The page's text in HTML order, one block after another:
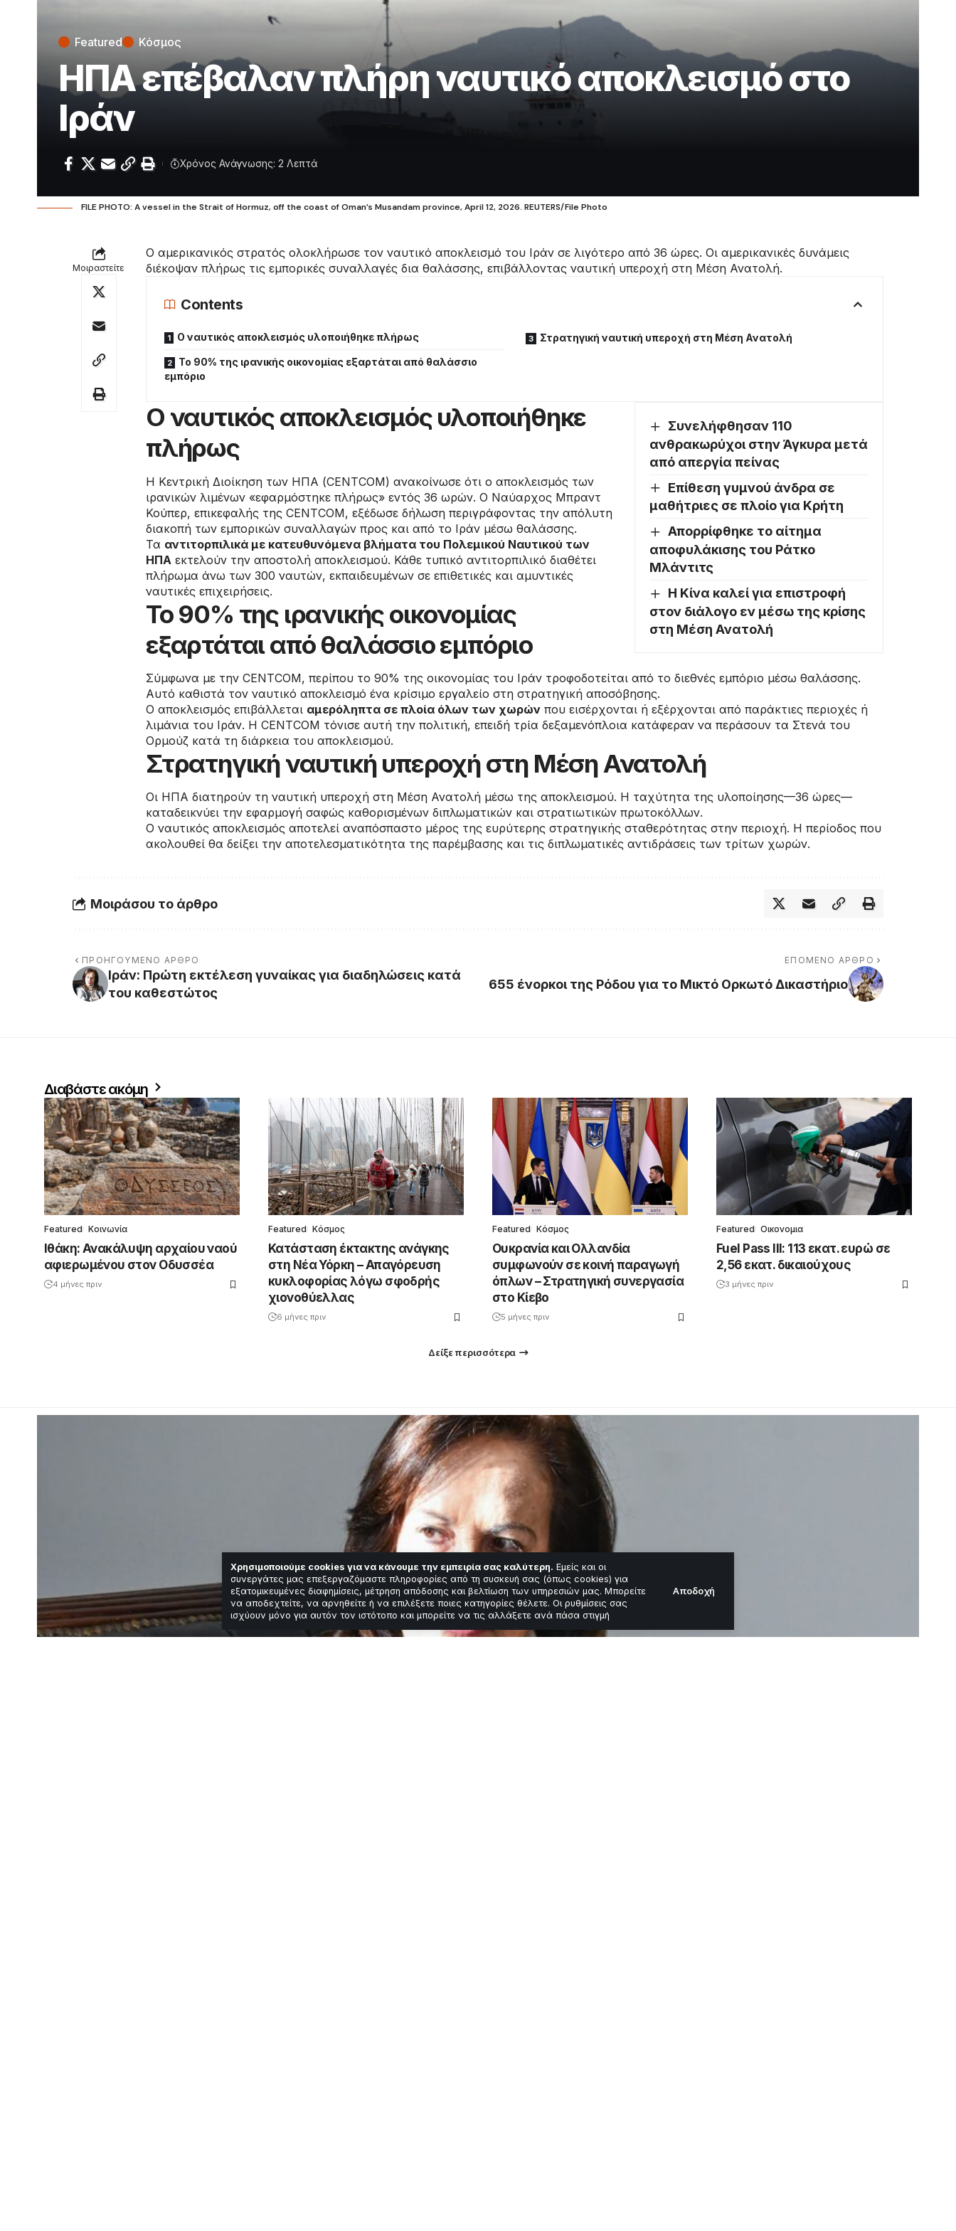
Χρησιμοποιούμε cookies για να κάνουμε την εμπειρία σας καλύτερη. Εμείς και οι
συνεργάτες μας επεξεργαζόμαστε πληροφορίες από τη συσκευή σας (όπως cookies) για
εξατομικευμένες διαφημίσεις, μέτρηση απόδοσης και βελτίωση των υπηρεσιών μας. Μπορείτε
να αποδεχτείτε, να αρνηθείτε ή να επιλέξετε ποιες κατηγορίες θέλετε. Οι ρυθμίσεις σας
ισχύουν μόνο για αυτόν τον ιστότοπο και μπορείτε να τις αλλάξετε ανά πάσα στιγμή
Αποδοχή
Featured Κόσμος
ΗΠΑ επέβαλαν πλήρη ναυτικό αποκλεισμό στο
Ιράν
Χρόνος Ανάγνωσης: 2 Λεπτά
FILE PHOTO: A vessel in the Strait of Hormuz, off the coast of Oman’s Musandam province, April 12, 2026. REUTERS/File Photo
Μοιραστείτε
Ο αμερικανικός στρατός ολοκλήρωσε τον ναυτικό αποκλεισμό του Ιράν σε λιγότερο από 36 ώρες. Οι αμερικανικές δυνάμεις
διέκοψαν πλήρως τις εμπορικές συναλλαγές δια θαλάσσης, επιβάλλοντας ναυτική υπεροχή στη Μέση Ανατολή.
Contents
Ο ναυτικός αποκλεισμός υλοποιήθηκε πλήρως
Το 90% της ιρανικής οικονομίας εξαρτάται από θαλάσσιο
εμπόριο
Στρατηγική ναυτική υπεροχή στη Μέση Ανατολή
Συνελήφθησαν 110
ανθρακωρύχοι στην Άγκυρα μετά
από απεργία πείνας
Επίθεση γυμνού άνδρα σε
μαθήτριες σε πλοίο για Κρήτη
Απορρίφθηκε το αίτημα
αποφυλάκισης του Ράτκο
Μλάντιτς
Η Κίνα καλεί για επιστροφή
στον διάλογο εν μέσω της κρίσης
στη Μέση Ανατολή
Ο ναυτικός αποκλεισμός υλοποιήθηκε
πλήρως
Η Κεντρική Διοίκηση των ΗΠΑ (CENTCOM) ανακοίνωσε ότι ο αποκλεισμός των
ιρανικών λιμένων «εφαρμόστηκε πλήρως» εντός 36 ωρών. Ο Ναύαρχος Μπραντ
Κούπερ, επικεφαλής της CENTCOM, εξέδωσε δήλωση περιγράφοντας την απόλυτη
διακοπή των εμπορικών συναλλαγών προς και από το Ιράν μέσω θαλάσσης.
Τα αντιτορπιλικά με κατευθυνόμενα βλήματα του Πολεμικού Ναυτικού των
ΗΠΑ εκτελούν την αποστολή αποκλεισμού. Κάθε τυπικό αντιτορπιλικό διαθέτει
πλήρωμα άνω των 300 ναυτών, εκπαιδευμένων σε επιθετικές και αμυντικές
ναυτικές επιχειρήσεις.
Το 90% της ιρανικής οικονομίας
εξαρτάται από θαλάσσιο εμπόριο
Σύμφωνα με την CENTCOM, περίπου το 90% της οικονομίας του Ιράν τροφοδοτείται από το διεθνές εμπόριο μέσω θαλάσσης.
Αυτό καθιστά τον ναυτικό αποκλεισμό ένα κρίσιμο εργαλείο στη στρατηγική αποσόβησης.
Ο αποκλεισμός επιβάλλεται αμερόληπτα σε πλοία όλων των χωρών που εισέρχονται ή εξέρχονται από παράκτιες περιοχές ή
λιμάνια του Ιράν. Η CENTCOM τόνισε αυτή την πολιτική, επειδή τρία δεξαμενόπλοια κατάφεραν να περάσουν τα Στενά του
Ορμούζ κατά τη διάρκεια του αποκλεισμού.
Στρατηγική ναυτική υπεροχή στη Μέση Ανατολή
Οι ΗΠΑ διατηρούν τη ναυτική υπεροχή στη Μέση Ανατολή μέσω της αποκλεισμού. Η ταχύτητα της υλοποίησης—36 ώρες—
καταδεικνύει την εφαρμογή σαφώς καθορισμένων διπλωματικών και στρατιωτικών πρωτοκόλλων.
Ο ναυτικός αποκλεισμός αποτελεί αναπόσπαστο μέρος της ευρύτερης στρατηγικής σταθερότητας στην περιοχή. Η περίοδος που
ακολουθεί θα δείξει την αποτελεσματικότητα της παρέμβασης και τις διπλωματικές αντιδράσεις των τρίτων χωρών.
Μοιράσου το άρθρο
ΠΡΟΗΓΟΎΜΕΝΟ ΆΡΘΡΟ
Ιράν: Πρώτη εκτέλεση γυναίκας για διαδηλώσεις κατά
του καθεστώτος
ΕΠΌΜΕΝΟ ΆΡΘΡΟ
655 ένορκοι της Ρόδου για το Μικτό Ορκωτό Δικαστήριο
Διαβάστε ακόμη
Featured Κοινωνία
Ιθάκη: Ανακάλυψη αρχαίου ναού
αφιερωμένου στον Οδυσσέα
4 μήνες πριν
Featured Κόσμος
Κατάσταση έκτακτης ανάγκης
στη Νέα Υόρκη – Απαγόρευση
κυκλοφορίας λόγω σφοδρής
χιονοθύελλας
6 μήνες πριν
Featured Κόσμος
Ουκρανία και Ολλανδία
συμφωνούν σε κοινή παραγωγή
όπλων – Στρατηγική συνεργασία
στο Κίεβο
5 μήνες πριν
Featured Οικονομια
Fuel Pass III: 113 εκατ. ευρώ σε
2,56 εκατ. δικαιούχους
3 μήνες πριν
Δείξε περισσότερα